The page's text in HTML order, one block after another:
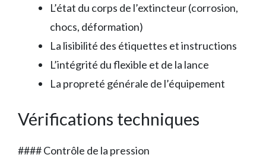
L’état du corps de l’extincteur (corrosion,
chocs, déformation)
La lisibilité des étiquettes et instructions
L’intégrité du flexible et de la lance
La propreté générale de l’équipement
Vérifications techniques
#### Contrôle de la pression